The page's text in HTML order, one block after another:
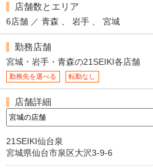
店舗数とエリア
6店舗 ／ 青森 、 岩手 、 宮城
勤務店舗
宮城・岩手・青森の21SEIKI各店舗
勤務先を選べる 転勤なし
店舗詳細
21SEIKI仙台泉
宮城県仙台市泉区大沢3-9-6